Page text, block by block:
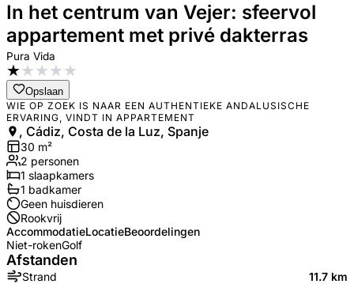
In het centrum van Vejer: sfeervol
appartement met privé dakterras
Pura Vida
★★★★★
Opslaan
WIE OP ZOEK IS NAAR EEN AUTHENTIEKE ANDALUSISCHE
ERVARING, VINDT IN APPARTEMENT
, Cádiz, Costa de la Luz, Spanje
30 m²
2 personen
1 slaapkamers
1 badkamer
Geen huisdieren
Rookvrij
AccommodatieLocatieBeoordelingen
Niet-rokenGolf
Afstanden
Strand
11.7 km